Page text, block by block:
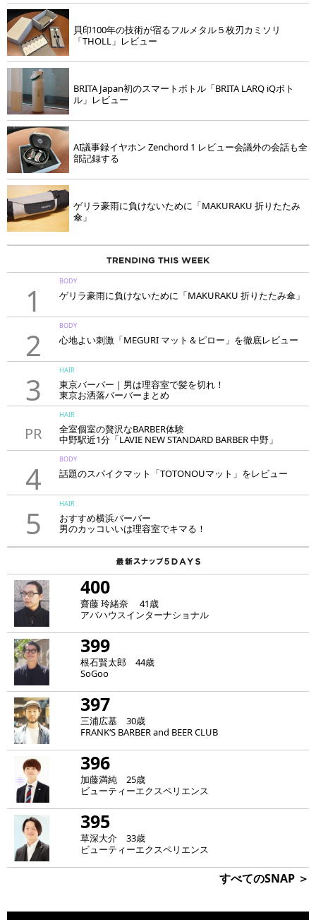
貝印100年の技術が宿るフルメタル５枚刃カミソリ
「THOLL」レビュー
BRITA Japan初のスマートボトル「BRITA LARQ iQボト
ル」レビュー
AI議事録イヤホン Zenchord 1 レビュー会議外の会話も全
部記録する
ゲリラ豪雨に負けないために「MAKURAKU 折りたたみ
傘」
1
BODY
ゲリラ豪雨に負けないために「MAKURAKU 折りたたみ傘」
2
BODY
心地よい刺激「MEGURI マット＆ピロー」を徹底レビュー
3
HAIR
東京バーバー｜男は理容室で髪を切れ！
東京お洒落バーバーまとめ
PR
HAIR
全室個室の贅沢なBARBER体験
中野駅近1分「LAVIE NEW STANDARD BARBER 中野」
4
BODY
話題のスパイクマット「TOTONOUマット」をレビュー
5
HAIR
おすすめ横浜バーバー
男のカッコいいは理容室でキマる！
400
齋藤 玲緒奈 41歳
アバハウスインターナショナル
399
根石賢太郎 44歳
SoGoo
397
三浦広基 30歳
FRANK‘S BARBER and BEER CLUB
396
加藤満純 25歳
ビューティーエクスペリエンス
395
草深大介 33歳
ビューティーエクスペリエンス
すべてのSNAP ＞